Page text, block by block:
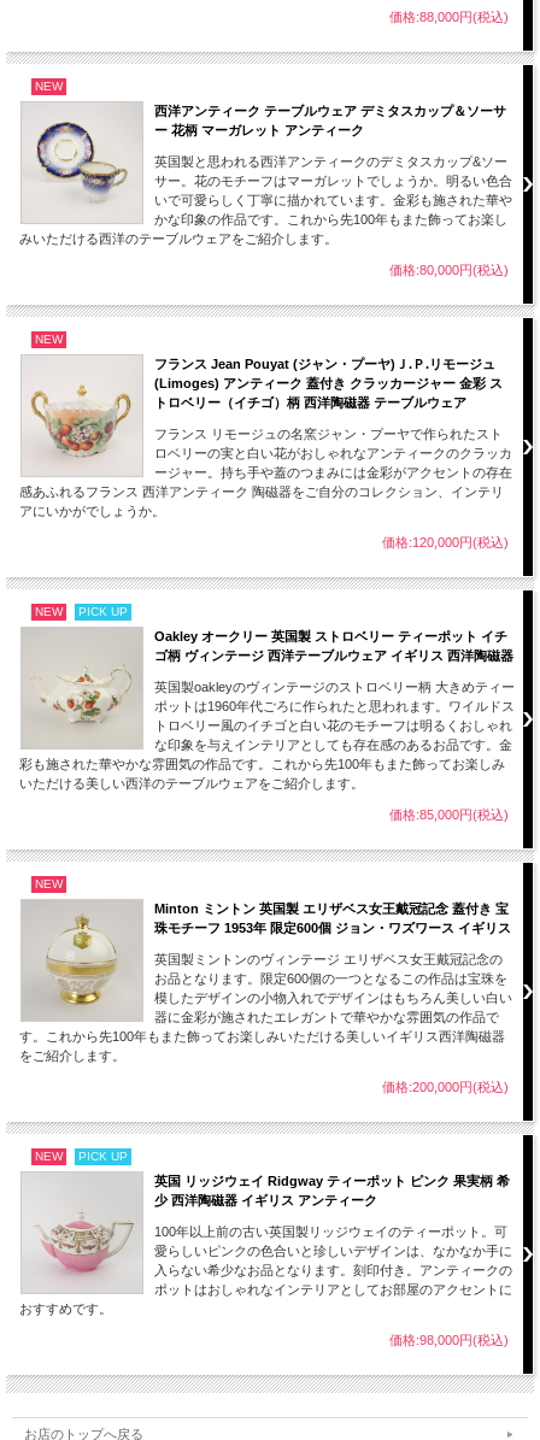
価格:88,000円(税込)
NEW
西洋アンティーク テーブルウェア デミタスカップ＆ソーサ
ー 花柄 マーガレット アンティーク
英国製と思われる西洋アンティークのデミタスカップ&ソー
サー。花のモチーフはマーガレットでしょうか。明るい色合
いで可愛らしく丁寧に描かれています。金彩も施された華や
かな印象の作品です。これから先100年もまた飾ってお楽し
みいただける西洋のテーブルウェアをご紹介します。
価格:80,000円(税込)
NEW
フランス Jean Pouyat (ジャン・プーヤ)Ｊ.Ｐ.リモージュ
(Limoges) アンティーク 蓋付き クラッカージャー 金彩 ス
トロベリー（イチゴ）柄 西洋陶磁器 テーブルウェア
フランス リモージュの名窯ジャン・プーヤで作られたスト
ロベリーの実と白い花がおしゃれなアンティークのクラッカ
ージャー。持ち手や蓋のつまみには金彩がアクセントの存在
感あふれるフランス 西洋アンティーク 陶磁器をご自分のコレクション、インテリ
アにいかがでしょうか。
価格:120,000円(税込)
NEW PICK UP
Oakley オークリー 英国製 ストロベリー ティーポット イチ
ゴ柄 ヴィンテージ 西洋テーブルウェア イギリス 西洋陶磁器
英国製oakleyのヴィンテージのストロベリー柄 大きめティー
ポットは1960年代ごろに作られたと思われます。ワイルドス
トロベリー風のイチゴと白い花のモチーフは明るくおしゃれ
な印象を与えインテリアとしても存在感のあるお品です。金
彩も施された華やかな雰囲気の作品です。これから先100年もまた飾ってお楽しみ
いただける美しい西洋のテーブルウェアをご紹介します。
価格:85,000円(税込)
NEW
Minton ミントン 英国製 エリザベス女王戴冠記念 蓋付き 宝
珠モチーフ 1953年 限定600個 ジョン・ワズワース イギリス
英国製ミントンのヴィンテージ エリザベス女王戴冠記念の
お品となります。限定600個の一つとなるこの作品は宝珠を
模したデザインの小物入れでデザインはもちろん美しい白い
器に金彩が施されたエレガントで華やかな雰囲気の作品で
す。これから先100年もまた飾ってお楽しみいただける美しいイギリス西洋陶磁器
をご紹介します。
価格:200,000円(税込)
NEW PICK UP
英国 リッジウェイ Ridgway ティーポット ピンク 果実柄 希
少 西洋陶磁器 イギリス アンティーク
100年以上前の古い英国製リッジウェイのティーポット。可
愛らしいピンクの色合いと珍しいデザインは、なかなか手に
入らない希少なお品となります。刻印付き。アンティークの
ポットはおしゃれなインテリアとしてお部屋のアクセントに
おすすめです。
価格:98,000円(税込)
お店のトップへ戻る